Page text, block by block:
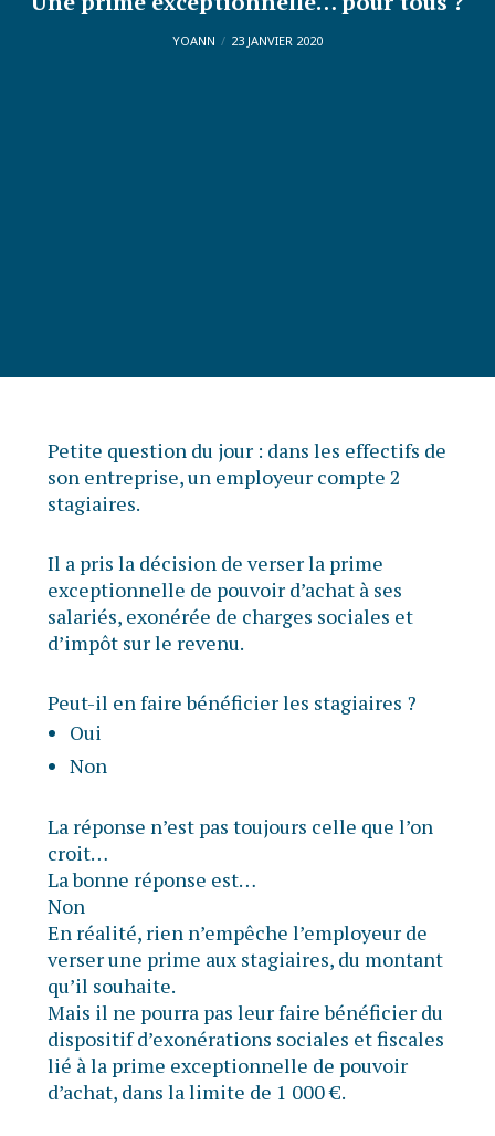
YOANN 23 JANVIER 2020
Petite question du jour : dans les effectifs de
son entreprise, un employeur compte 2
stagiaires.
Il a pris la décision de verser la prime
exceptionnelle de pouvoir d’achat à ses
salariés, exonérée de charges sociales et
d’impôt sur le revenu.
Peut-il en faire bénéficier les stagiaires ?
Oui
Non
La réponse n’est pas toujours celle que l’on
croit…
La bonne réponse est…
Non
En réalité, rien n’empêche l’employeur de
verser une prime aux stagiaires, du montant
qu’il souhaite.
Mais il ne pourra pas leur faire bénéficier du
dispositif d’exonérations sociales et fiscales
lié à la prime exceptionnelle de pouvoir
d’achat, dans la limite de 1 000 €.